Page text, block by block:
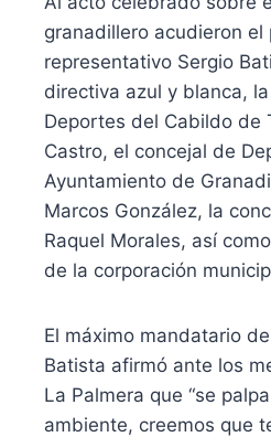
granadillero acudieron el
representativo Sergio
directiva azul y blanca,
Deportes del Cabildo de
Castro, el concejal de
Ayuntamiento de
Marcos González, la
Raquel Morales, así
de la corporación
El máximo mandatario
Batista afirmó ante los
La Palmera que “se
ambiente, creemos que